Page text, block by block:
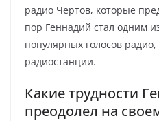
радио Чертов, которые
пор Геннадий стал одним
популярных голосов радио,
радиостанции.
Какие трудности
преодолел на